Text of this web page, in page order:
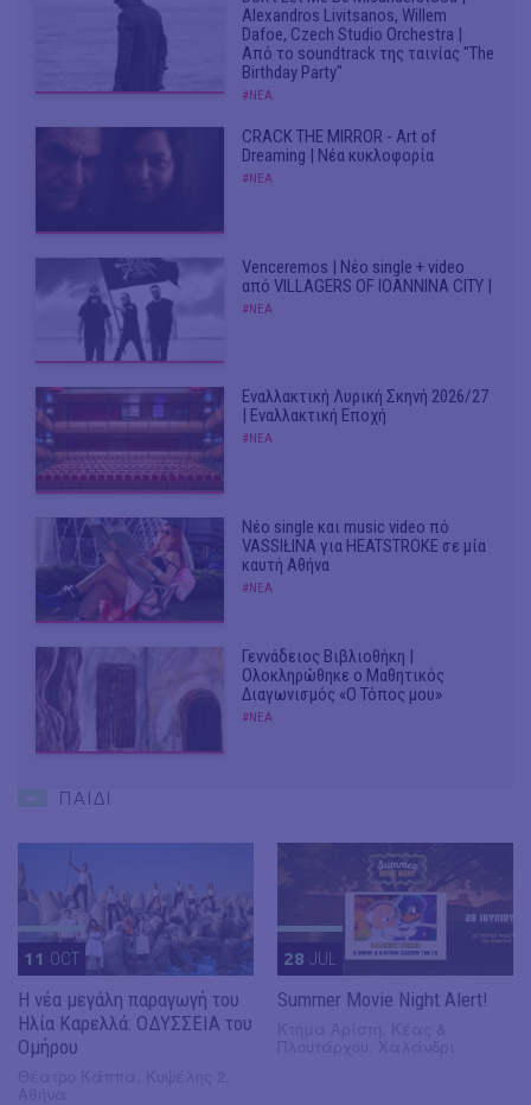
Alexandros Livitsanos, Willem
Dafoe, Czech Studio Orchestra |
Από το soundtrack της ταινίας "The
Birthday Party"
#ΝΕΑ
CRACK THE MIRROR - Art of
Dreaming | Νέα κυκλοφορία
#ΝΕΑ
Venceremos | Νέο single + video
από VILLAGERS OF IOANNINA CITY |
#ΝΕΑ
Εναλλακτική Λυρική Σκηνή 2026/27
| Εναλλακτική Εποχή
#ΝΕΑ
Νέο single και music video πό
VASSIŁINA για HEATSTROKE σε μία
καυτή Αθήνα
#ΝΕΑ
Γεννάδειος Βιβλιοθήκη |
Ολοκληρώθηκε ο Μαθητικός
Διαγωνισμός «Ο Τόπος μου»
#ΝΕΑ
ΠΑΙΔΙ
11 OCT
Η νέα μεγάλη παραγωγή του
Ηλία Καρελλά: ΟΔΥΣΣΕΙΑ του
Ομήρου
28 JUL
Summer Movie Night Alert!